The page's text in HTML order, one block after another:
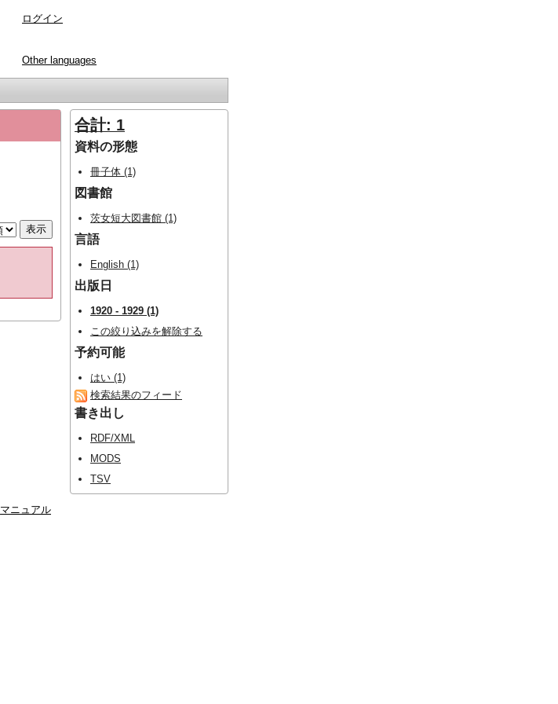
ログイン
Other languages
合計: 1
資料の形態
冊子体 (1)
図書館
茨女短大図書館 (1)
言語
English (1)
出版日
1920 - 1929 (1)
この絞り込みを解除する
予約可能
はい (1)
検索結果のフィード
書き出し
RDF/XML
MODS
TSV
マニュアル